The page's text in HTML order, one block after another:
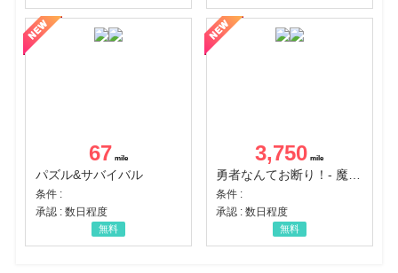
67
パズル&サバイバル
条件 :
承認 : 数日程度
無料
3,750
条件 :
承認 : 数日程度
無料